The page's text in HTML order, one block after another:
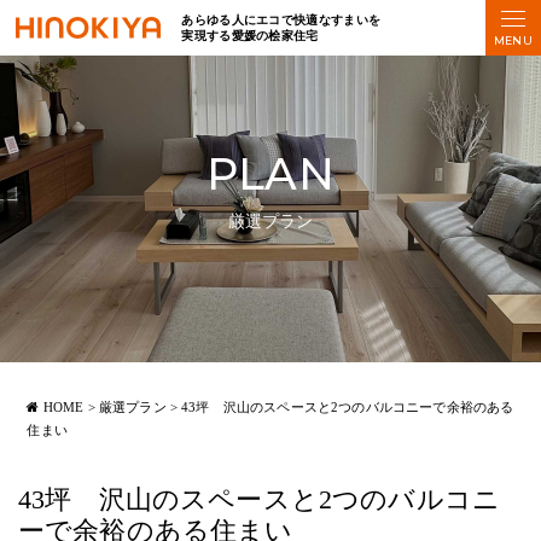
あらゆる人にエコで快適なすまいを
実現する愛媛の桧家住宅
PLAN
厳選プラン
HOME > 厳選プラン >43坪 沢山のスペースと2つのバルコニーで余裕のある
住まい
43坪 沢山のスペースと2つのバルコニ
ーで余裕のある住まい